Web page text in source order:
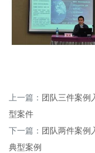
上一篇： 团队三件案例
型案件
下一篇： 团队两件案例
典型案例